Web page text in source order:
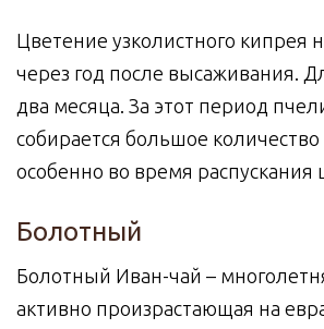
Цветение узколистного кипрея
через год после высаживания.
два месяца. За этот период
собирается большое количество
особенно во время распускания
Болотный
Болотный Иван-чай –
активно произрастающая на